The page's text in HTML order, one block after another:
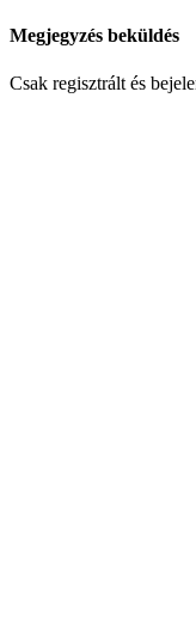
Megjegyzés beküldés
Csak regisztrált és